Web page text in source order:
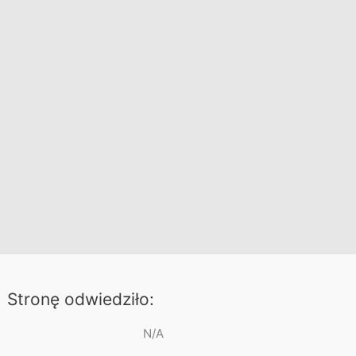
Stronę odwiedziło:
N/A